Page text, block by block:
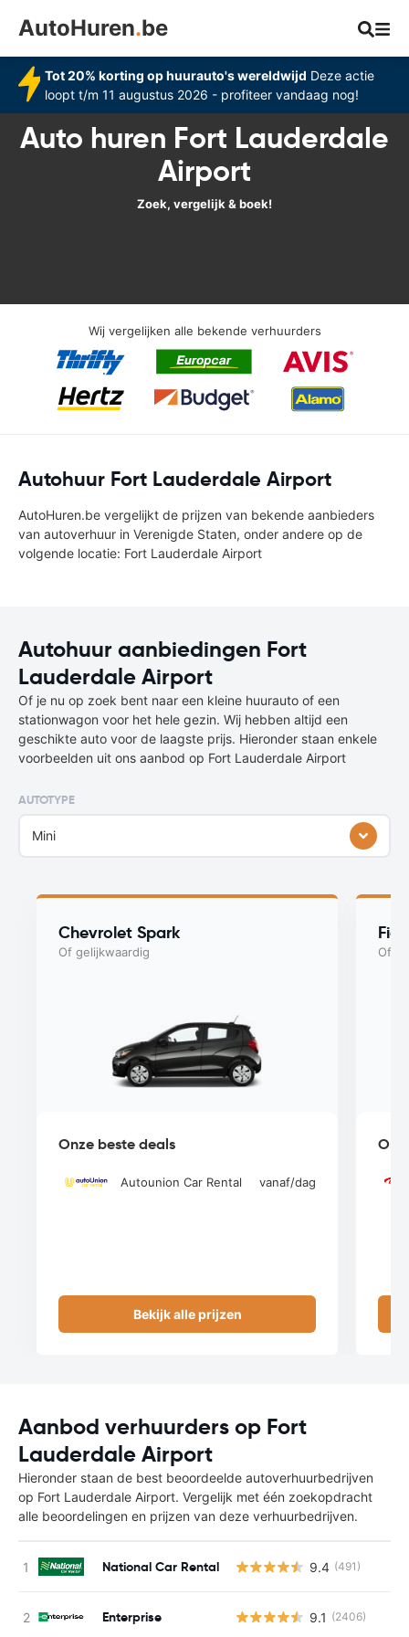
AutoHuren.be
Tot 20% korting op huurauto's wereldwijd Deze actie
loopt t/m 11 augustus 2026 - profiteer vandaag nog!
Auto huren Fort Lauderdale
Airport
Zoek, vergelijk & boek!
Wij vergelijken alle bekende verhuurders
Autohuur Fort Lauderdale Airport
AutoHuren.be vergelijkt de prijzen van bekende aanbieders
van autoverhuur in Verenigde Staten, onder andere op de
volgende locatie: Fort Lauderdale Airport
Autohuur aanbiedingen Fort
Lauderdale Airport
Of je nu op zoek bent naar een kleine huurauto of een
stationwagon voor het hele gezin. Wij hebben altijd een
geschikte auto voor de laagste prijs. Hieronder staan enkele
voorbeelden uit ons aanbod op Fort Lauderdale Airport
AUTOTYPE
Mini
Chevrolet Spark
Of gelijkwaardig
Onze beste deals
Autounion Car Rental vanaf/dag
Bekijk alle prijzen
Of
Aanbod verhuurders op Fort
Lauderdale Airport
Hieronder staan de best beoordeelde autoverhuurbedrijven
op Fort Lauderdale Airport. Vergelijk met één zoekopdracht
alle beoordelingen en prijzen van deze verhuurbedrijven.
National Car Rental 9.4 (491)
Enterprise 9.1 (2406)